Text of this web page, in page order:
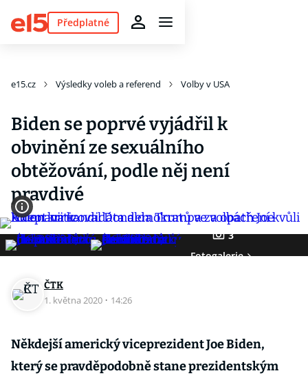
Předplatné
e15.cz Výsledky voleb a referend Volby v USA
Biden se poprvé vyjádřil k
obvinění ze sexuálního
obtěžování, podle něj není
pravdivé
3
Fotogalerie
ČTK
1. května 2020 · 14:26
Někdejší americký viceprezident Joe Biden,
který se pravděpodobně stane prezidentským